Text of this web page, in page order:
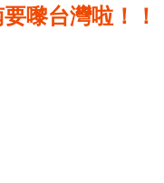
嚟台灣啦！！